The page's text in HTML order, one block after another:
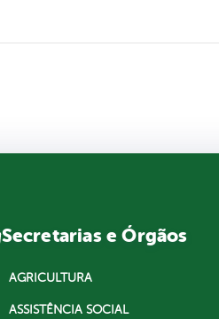
Secretarias e Órgãos
AGRICULTURA
ASSISTÊNCIA SOCIAL